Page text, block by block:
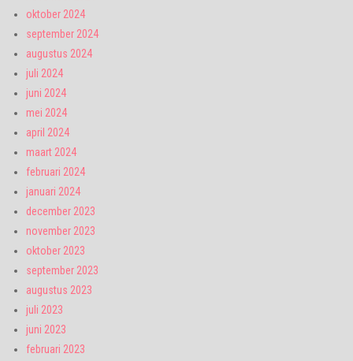
oktober 2024
september 2024
augustus 2024
juli 2024
juni 2024
mei 2024
april 2024
maart 2024
februari 2024
januari 2024
december 2023
november 2023
oktober 2023
september 2023
augustus 2023
juli 2023
juni 2023
februari 2023